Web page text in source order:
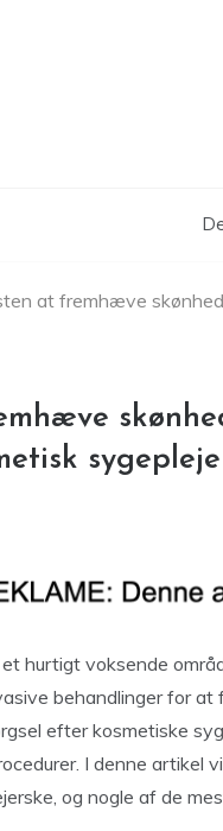
at fremhæve
sygepleje
hurtigt voksende
behandlinger for
efter kosmetiske
I denne artikel
og nogle af de